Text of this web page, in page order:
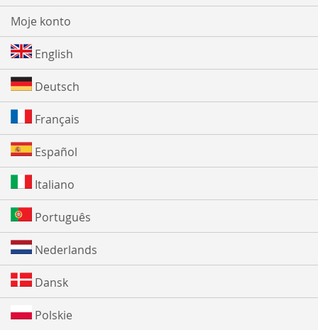
Moje konto
English
Deutsch
Français
Español
Italiano
Português
Nederlands
Dansk
Polskie